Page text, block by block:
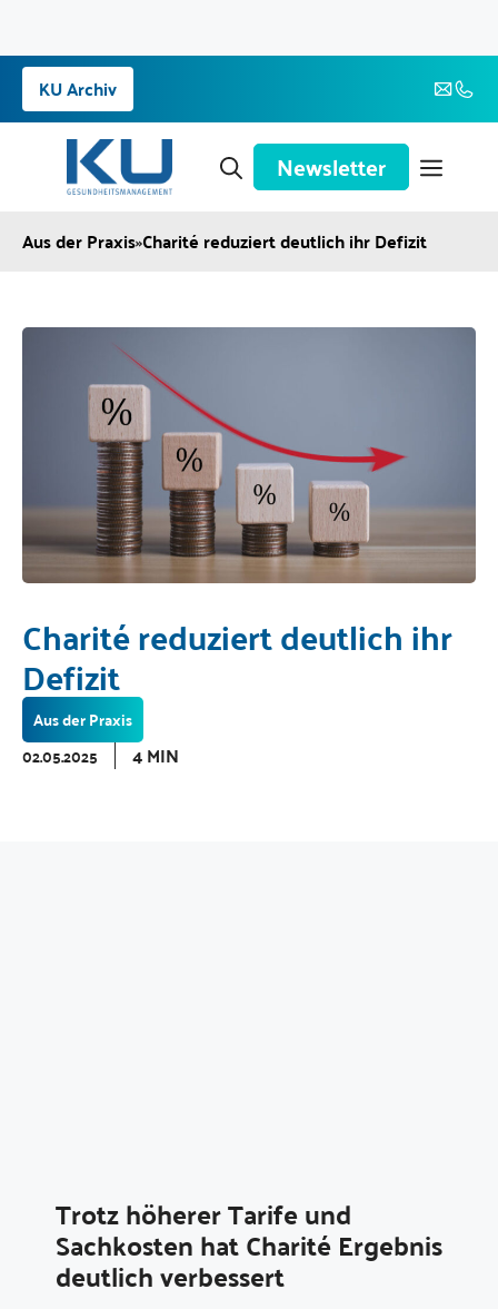
Zum
Inhalt
springen
KU Archiv
Newsletter
Aus der Praxis»Charité reduziert deutlich ihr Defizit
Charité reduziert deutlich ihr
Defizit
Aus der Praxis
02.05.2025
4 MIN
Trotz höherer Tarife und
Sachkosten hat Charité Ergebnis
deutlich verbessert